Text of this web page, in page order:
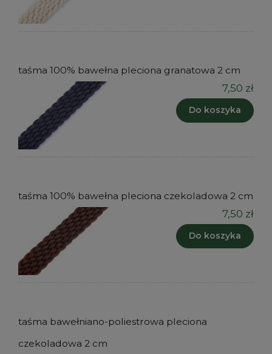
taśma 100% bawełna pleciona granatowa 2 cm
7,50 zł
Do koszyka
taśma 100% bawełna pleciona czekoladowa 2 cm
7,50 zł
Do koszyka
taśma bawełniano-poliestrowa pleciona
czekoladowa 2 cm